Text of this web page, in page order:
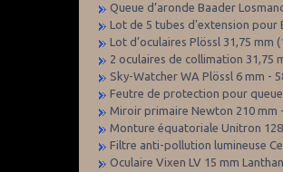
Queue d’aronde Baader
Lot de 5 tubes d'extension pour
Lot d’oculaires Plössl 31,75 mm
2 oculaires de collimation 31,75
Sky-Watcher WA Plössl 6 mm -
Feutre de protection pour
Miroir primaire Newton 210 mm
Monture équatoriale Unitron 128
Filtre anti-pollution lumineuse
Oculaire Vixen LV 15 mm